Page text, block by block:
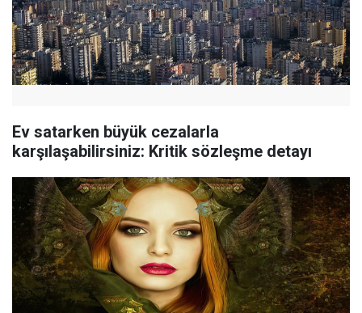
Ev satarken büyük cezalarla
karşılaşabilirsiniz: Kritik sözleşme detayı